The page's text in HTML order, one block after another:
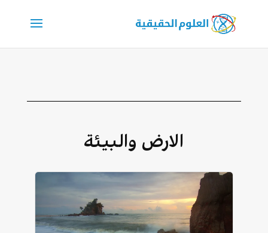
الارض والبيئة